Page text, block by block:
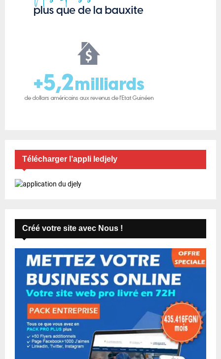
Télécharger l’appli ledjely
Créé votre site avec Nous !